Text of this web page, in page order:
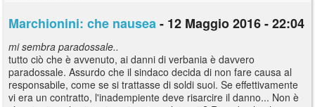
Marchionini: che nausea- 12 Maggio 2016 - 22:04
mi sembra paradossale..
tutto ciò che è avvenuto, ai danni di verbania è davvero
paradossale. Assurdo che il sindaco decida di non fare causa al
responsabile, come se si trattasse di soldi suoi. Se effettivamente
vi era un contratto, l'inadempiente deve risarcire il danno... Non è